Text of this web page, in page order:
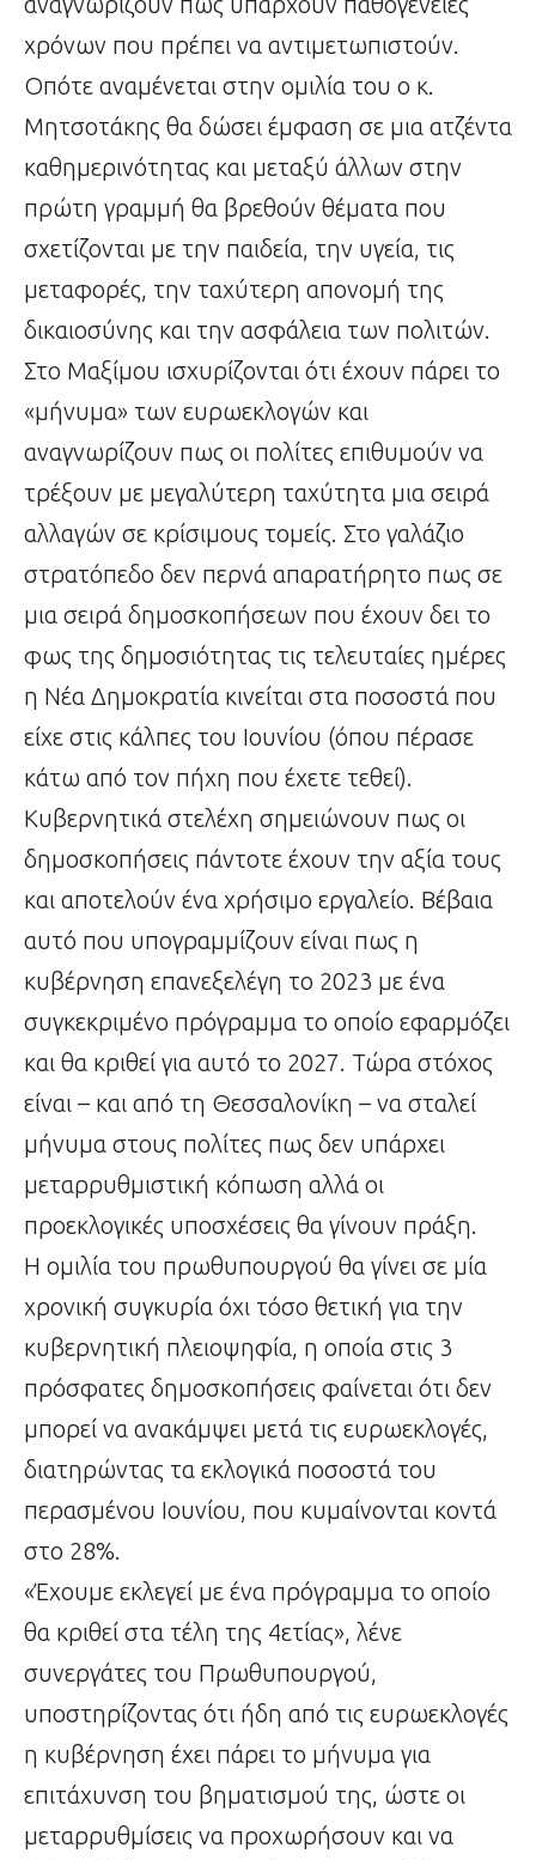
χρόνων που πρέπει να αντιμετωπιστούν.
Οπότε αναμένεται στην ομιλία του ο κ.
Μητσοτάκης θα δώσει έμφαση σε μια ατζέντα
καθημερινότητας και μεταξύ άλλων στην
πρώτη γραμμή θα βρεθούν θέματα που
σχετίζονται με την παιδεία, την υγεία, τις
μεταφορές, την ταχύτερη απονομή της
δικαιοσύνης και την ασφάλεια των πολιτών.
Στο Μαξίμου ισχυρίζονται ότι έχουν πάρει το
«μήνυμα» των ευρωεκλογών και
αναγνωρίζουν πως οι πολίτες επιθυμούν να
τρέξουν με μεγαλύτερη ταχύτητα μια σειρά
αλλαγών σε κρίσιμους τομείς. Στο γαλάζιο
στρατόπεδο δεν περνά απαρατήρητο πως σε
μια σειρά δημοσκοπήσεων που έχουν δει το
φως της δημοσιότητας τις τελευταίες ημέρες
η Νέα Δημοκρατία κινείται στα ποσοστά που
είχε στις κάλπες του Ιουνίου (όπου πέρασε
κάτω από τον πήχη που έχετε τεθεί).
Κυβερνητικά στελέχη σημειώνουν πως οι
δημοσκοπήσεις πάντοτε έχουν την αξία τους
και αποτελούν ένα χρήσιμο εργαλείο. Βέβαια
αυτό που υπογραμμίζουν είναι πως η
κυβέρνηση επανεξελέγη το 2023 με ένα
συγκεκριμένο πρόγραμμα το οποίο εφαρμόζει
και θα κριθεί για αυτό το 2027. Τώρα στόχος
είναι – και από τη Θεσσαλονίκη – να σταλεί
μήνυμα στους πολίτες πως δεν υπάρχει
μεταρρυθμιστική κόπωση αλλά οι
προεκλογικές υποσχέσεις θα γίνουν πράξη.
Η ομιλία του πρωθυπουργού θα γίνει σε μία
χρονική συγκυρία όχι τόσο θετική για την
κυβερνητική πλειοψηφία, η οποία στις 3
πρόσφατες δημοσκοπήσεις φαίνεται ότι δεν
μπορεί να ανακάμψει μετά τις ευρωεκλογές,
διατηρώντας τα εκλογικά ποσοστά του
περασμένου Ιουνίου, που κυμαίνονται κοντά
στο 28%.
«Έχουμε εκλεγεί με ένα πρόγραμμα το οποίο
θα κριθεί στα τέλη της 4ετίας», λένε
συνεργάτες του Πρωθυπουργού,
υποστηρίζοντας ότι ήδη από τις ευρωεκλογές
η κυβέρνηση έχει πάρει το μήνυμα για
επιτάχυνση του βηματισμού της, ώστε οι
μεταρρυθμίσεις να προχωρήσουν και να